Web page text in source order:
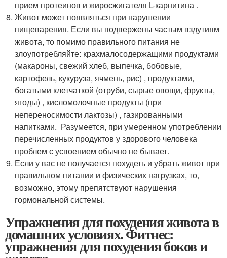
прием протеинов и жиросжигателя L-карнитина .
Живот может появляться при нарушении
пищеварения. Если вы подвержены частым вздутиям
живота, то помимо правильного питания не
злоупотребляйте: крахмалосодержащими продуктами
(макароны, свежий хлеб, выпечка, бобовые,
картофель, кукуруза, ячмень, рис) , продуктами,
богатыми клетчаткой (отруби, сырые овощи, фрукты,
ягоды) , кисломолочные продукты (при
непереносимости лактозы) , газированными
напитками. Разумеется, при умеренном употреблении
перечисленных продуктов у здорового человека
проблем с усвоением обычно не бывает.
Если у вас не получается похудеть и убрать живот при
правильном питании и физических нагрузках, то,
возможно, этому препятствуют нарушения
гормональной системы.
Упражнения для похудения живота в
домашних условиях. Фитнес:
упражнения для похудения боков и